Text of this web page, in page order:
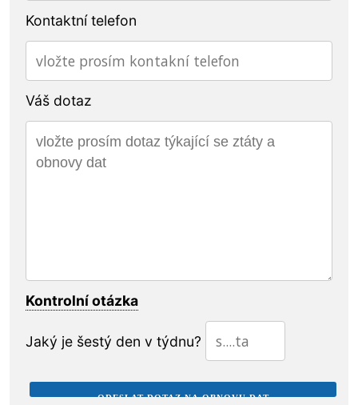
Kontaktní telefon
Váš dotaz
Kontrolní otázka
Jaký je šestý den v týdnu?